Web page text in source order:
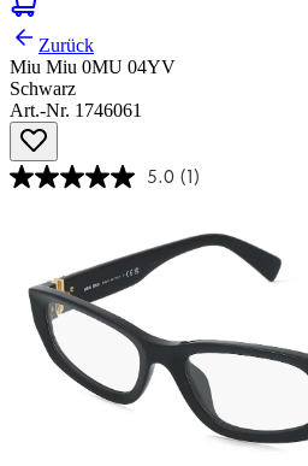
Zurück
Miu Miu 0MU 04YV
Schwarz
Art.-Nr. 1746061
5.0 (1)